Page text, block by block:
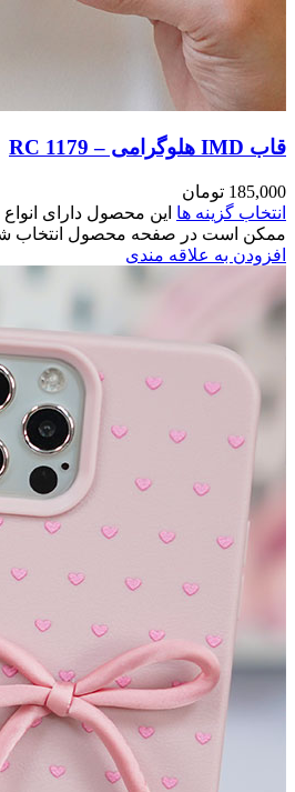
مختلفی می باشد. گزینه ها